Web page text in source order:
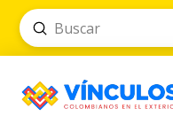
Search
Submit